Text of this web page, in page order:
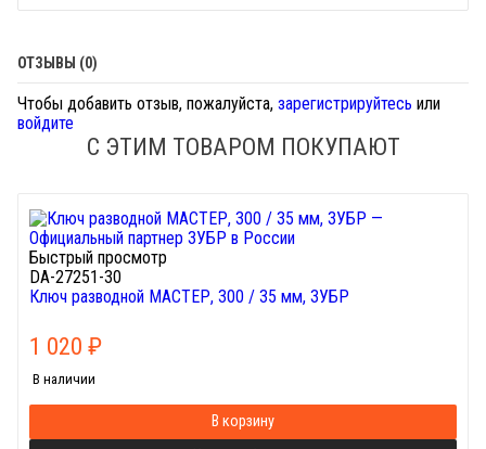
ОТЗЫВЫ (0)
Чтобы добавить отзыв, пожалуйста, зарегистрируйтесь или
войдите
С ЭТИМ ТОВАРОМ ПОКУПАЮТ
Быстрый просмотр
DA-27251-30
Ключ разводной МАСТЕР, 300 / 35 мм, ЗУБР
1 020 ₽
В наличии
В корзину